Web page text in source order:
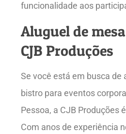
funcionalidade aos
Aluguel de
CJB Produções
Se você está em busca de
bistro para eventos
Pessoa, a CJB Produções
Com anos de experiência